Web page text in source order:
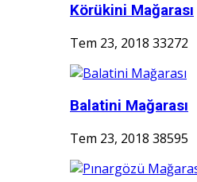
Körükini Mağarası
Tem 23, 2018 33272
Balatini Mağarası
Tem 23, 2018 38595